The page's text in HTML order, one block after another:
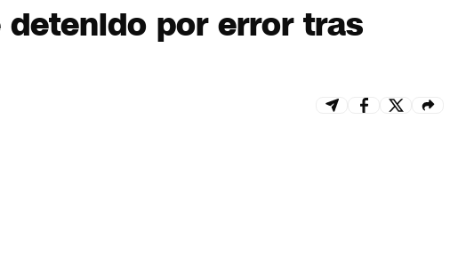
por error tras